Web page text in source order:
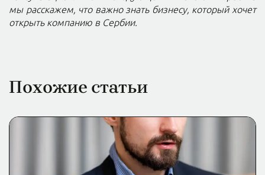
мы расскажем, что важно знать бизнесу, который хочет
открыть компанию в Сербии.
Похожие статьи